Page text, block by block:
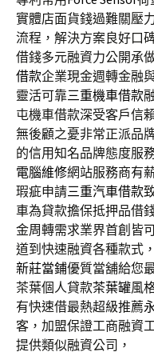
實體店面貨錢過難關壓
流程，解決方案良好口
借錢多元融資力公開承
借款企業現金週轉金融
靈活可靠三重機車借款
屯機車借款深受客戶信
無後顧之憂非常正派品
的信用知名品牌態度服
電腦維修網站服務商有
瑕疵申請三重汽車借款
車為貸款擔保抵押品借
金周轉需求業界首創皆
道到快速融資各種款式
新莊當鋪優質當舖給您
茶葉個人貸款茶葉罐風
有快速借最熱超級推薦
客，加盟保證工商融資
提供類似融資公司，